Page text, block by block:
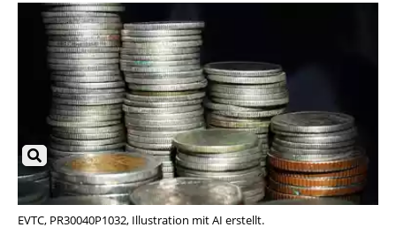
EVTC, PR30040P1032, Illustration mit AI erstellt.